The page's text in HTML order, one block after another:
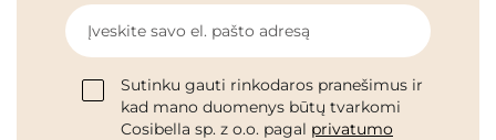
Įveskite savo el. pašto adresą
Sutinku gauti rinkodaros pranešimus ir
kad mano duomenys būtų tvarkomi
Cosibella sp. z o.o. pagal privatumo